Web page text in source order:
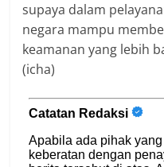
supaya dalam
negara mampu
keamanan yang lebih
(icha)